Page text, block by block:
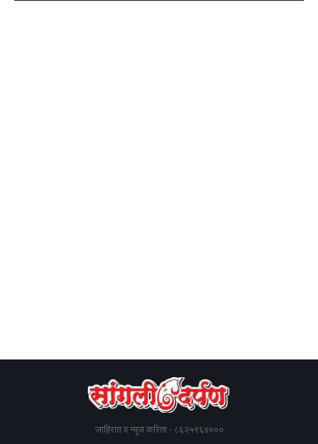
जाहिरात व न्यूज करिता - ८६२५९६४०००